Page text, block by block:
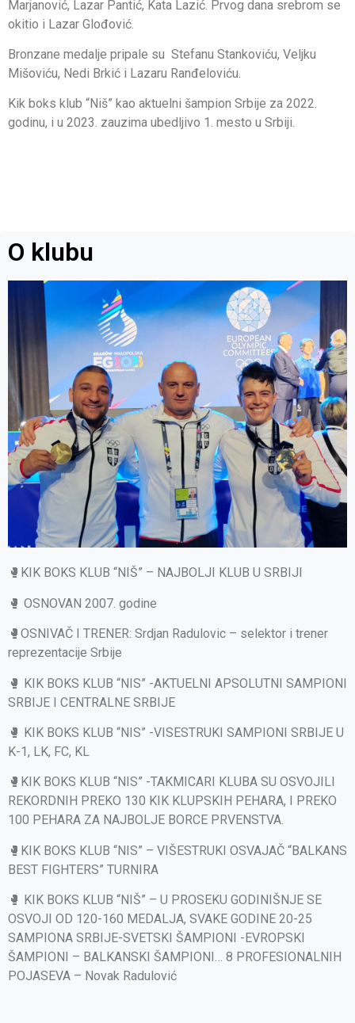
Marjanović, Lazar Pantić, Kata Lazić. Prvog dana srebrom se
okitio i Lazar Glođović.
Bronzane medalje pripale su Stefanu Stankoviću, Veljku
Mišoviću, Nedi Brkić i Lazaru Ranđeloviću.
Kik boks klub “Niš” kao aktuelni šampion Srbije za 2022.
godinu, i u 2023. zauzima ubedljivo 1. mesto u Srbiji.
O klubu
🥊KIK BOKS KLUB “NIŠ” – NAJBOLJI KLUB U SRBIJI
🥊 OSNOVAN 2007. godine
🥊OSNIVAČ I TRENER: Srdjan Radulovic – selektor i trener
reprezentacije Srbije
🥊 KIK BOKS KLUB “NIS” -AKTUELNI APSOLUTNI SAMPIONI
SRBIJE I CENTRALNE SRBIJE
🥊 KIK BOKS KLUB “NIS” -VISESTRUKI SAMPIONI SRBIJE U
K-1, LK, FC, KL
🥊KIK BOKS KLUB “NIS” -TAKMICARI KLUBA SU OSVOJILI
REKORDNIH PREKO 130 KIK KLUPSKIH PEHARA, I PREKO
100 PEHARA ZA NAJBOLJE BORCE PRVENSTVA.
🥊KIK BOKS KLUB “NIS” – VIŠESTRUKI OSVAJAČ “BALKANS
BEST FIGHTERS” TURNIRA
🥊 KIK BOKS KLUB “NIŠ” – U PROSEKU GODINIŠNJE SE
OSVOJI OD 120-160 MEDALJA, SVAKE GODINE 20-25
SAMPIONA SRBIJE-SVETSKI ŠAMPIONI -EVROPSKI
ŠAMPIONI – BALKANSKI ŠAMPIONI… 8 PROFESIONALNIH
POJASEVA – Novak Radulović